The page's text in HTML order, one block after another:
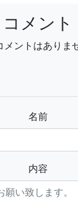
コメント
メントはありま
名前
内容